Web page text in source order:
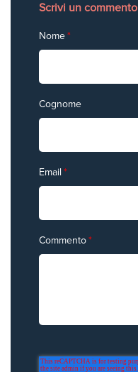
Scrivi un commento
Nome*
Cognome
Email *
Commento*